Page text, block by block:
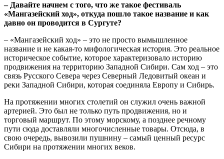
‒ Давайте начнем с того, что же такое фестиваль
«Мангазейский ход», откуда пошло такое название и как
давно он проводится в Сургуте?
‒ «Мангазейский ход» ‒ это не просто вымышленное
название и не какая-то мифологическая история. Это реальное
историческое событие, которое характеризовало историю
продвижения на территорию Западной Сибири. Сам ход ‒ это
связь Русского Севера через Северный Ледовитый океан и
реки Западной Сибири, которая соединяла Европу и Сибирь.
На протяжении многих столетий он служил очень важной
артерией. Это был не только путь продвижения, но и
торговый маршрут. По этому морскому, а позднее речному
пути сюда доставляли многочисленные товары. Отсюда, в
свою очередь, вывозили пушнину ‒ самый ценный ресурс
Сибири на протяжении многих веков.